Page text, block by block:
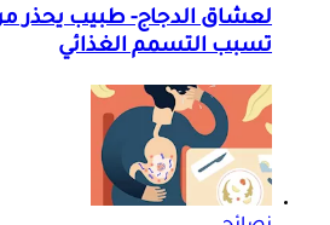
لعشاق الدجاج- طبيب يحذر
تسبب التسمم الغذائي